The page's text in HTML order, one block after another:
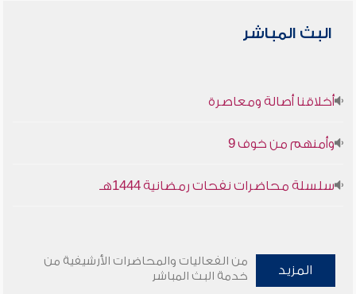
البث المباشر
أخلاقنا أصالة ومعاصرة
وأمنهم من خوف 9
سلسلة محاضرات نفحات رمضانية 1444هـ
المزيد
من الفعاليات والمحاضرات الأرشيفية من
خدمة البث المباشر